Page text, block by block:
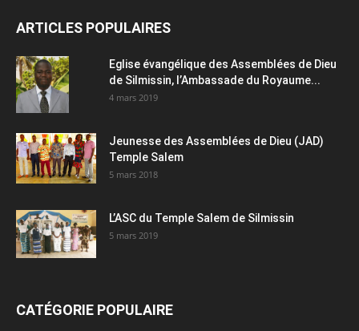
ARTICLES POPULAIRES
Eglise évangélique des Assemblées de Dieu
de Silmissin, l’Ambassade du Royaume...
4 mars 2019
Jeunesse des Assemblées de Dieu (JAD)
Temple Salem
5 mars 2018
L’ASC du Temple Salem de Silmissin
5 mars 2019
CATÉGORIE POPULAIRE